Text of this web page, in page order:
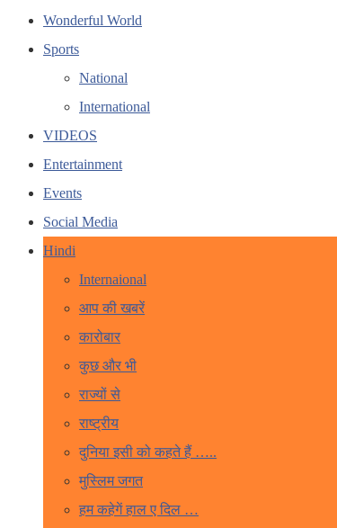
Wonderful World
Sports
National
International
VIDEOS
Entertainment
Events
Social Media
Hindi
Internaional
आप की खबरें
कारोबार
कुछ और भी
राज्यों से
राष्ट्रीय
दुनिया इसी को कहते हैं …..
मुस्लिम जगत
हम कहेगें हाल ए दिल …